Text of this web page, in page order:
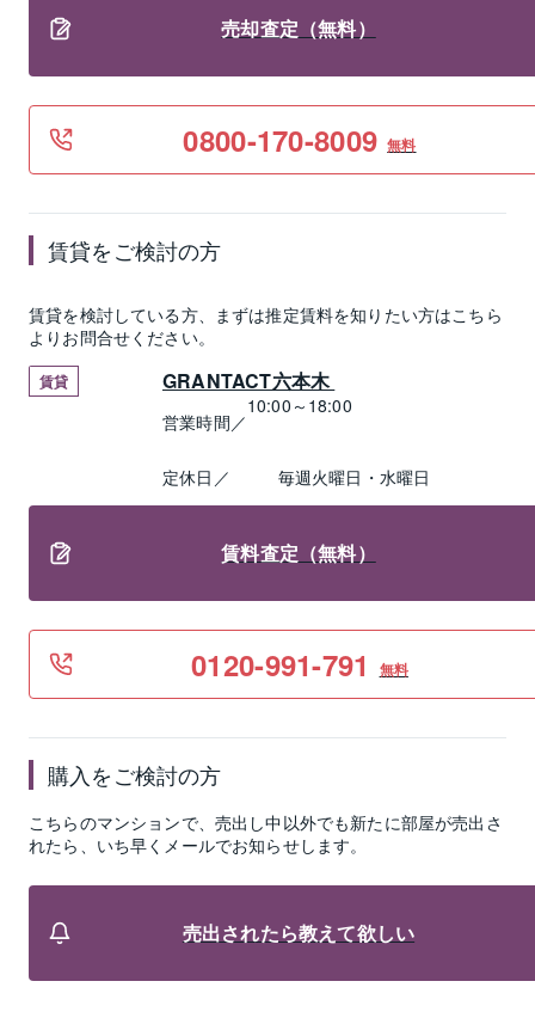
売却査定（無料）
0800-170-8009 無料
賃貸をご検討の方
賃貸を検討している方、まずは推定賃料を知りたい方はこちら
よりお問合せください。
賃貸 GRANTACT六本木
営業時間／
10:00～18:00
定休日／ 毎週火曜日・水曜日
賃料査定（無料）
0120-991-791 無料
購入をご検討の方
こちらのマンションで、売出し中以外でも新たに部屋が売出さ
れたら、いち早くメールでお知らせします。
売出されたら教えて欲しい